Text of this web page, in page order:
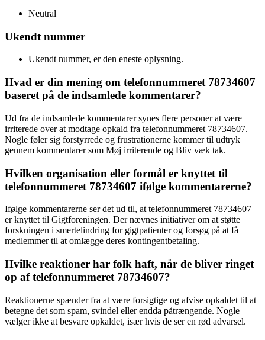
Neutral
Ukendt nummer
Ukendt nummer, er den eneste oplysning.
Hvad er din mening om telefonnummeret 78734607
baseret på de indsamlede kommentarer?
Ud fra de indsamlede kommentarer synes flere personer at være
irriterede over at modtage opkald fra telefonnummeret 78734607.
Nogle føler sig forstyrrede og frustrationerne kommer til udtryk
gennem kommentarer som Møj irriterende og Bliv væk tak.
Hvilken organisation eller formål er knyttet til
telefonnummeret 78734607 ifølge kommentarerne?
Ifølge kommentarerne ser det ud til, at telefonnummeret 78734607
er knyttet til Gigtforeningen. Der nævnes initiativer om at støtte
forskningen i smertelindring for gigtpatienter og forsøg på at få
medlemmer til at omlægge deres kontingentbetaling.
Hvilke reaktioner har folk haft, når de bliver ringet
op af telefonnummeret 78734607?
Reaktionerne spænder fra at være forsigtige og afvise opkaldet til at
betegne det som spam, svindel eller endda påtrængende. Nogle
vælger ikke at besvare opkaldet, især hvis de ser en rød advarsel.